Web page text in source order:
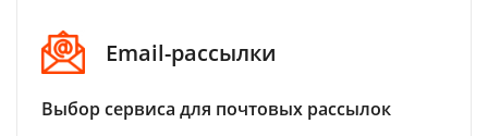
Email-рассылки
Выбор сервиса для почтовых рассылок